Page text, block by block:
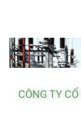
CÔNG TY